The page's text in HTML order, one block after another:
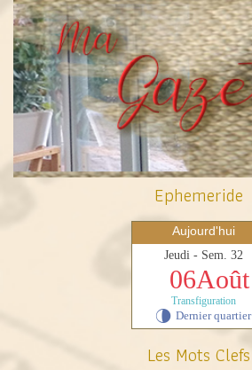
Ephemeride
Aujourd'hui
Jeudi - Sem. 32
06Août
Transfiguration
U Dernier quartier
Les Mots Clefs